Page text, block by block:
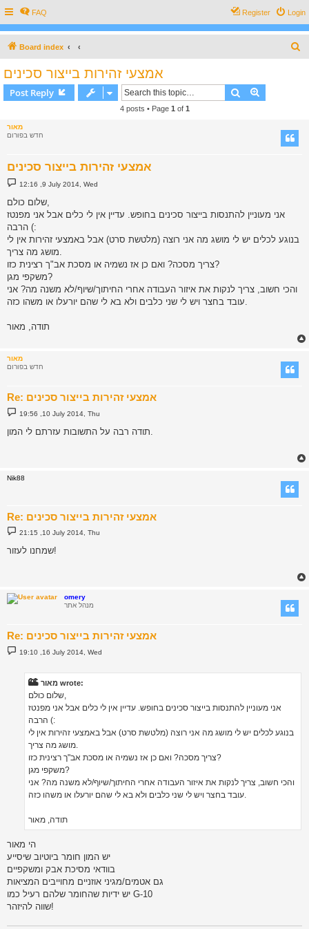
FAQ Login
Register
Board index
אמצעי זהירות בייצור סכינים
Post Reply Search
4 posts • Page 1 of 1
מאור
חדש בפורום
אמצעי זהירות בייצור סכינים
P
o
t
12:16 ,9 July 2014, Wed
שלום כולם,
אני מעוניין להתנסות בייצור סכינים בחופש. עדיין אין לי כלים אבל אני מפנטז
הרבה (:
בנוגע לכלים יש לי מושג מה אני רוצה (מלטשת סרט) אבל באמצעי זהירות אין לי
מושג מה צריך.
צריך מסכה? ואם כן אז נשמיה או מסכת אב"ך רצינית כזו?
משקפי מגן?
והכי חשוב, צריך לנקות את איזור העבודה אחרי החיתוך/שיוף/לא משנה מה? אני
עובד בחצר ויש לי שני כלבים ולא בא לי שהם יורעלו או משהו כזה.
תודה, מאור
מאור
חדש בפורום
Re: אמצעי זהירות בייצור סכינים
P
o
t
19:56 ,10 July 2014, Thu
Nik88
Re: אמצעי זהירות בייצור סכינים
P
o
t
21:15 ,10 July 2014, Thu
שמחנו לעזור!
omery
מנהל אתר
Re: אמצעי זהירות בייצור סכינים
P
o
19:10 ,16 July 2014, Wed
מאור wrote:
שלום כולם,
אני מעוניין להתנסות בייצור סכינים בחופש. עדיין אין לי כלים אבל אני מפנטז
הרבה (:
בנוגע לכלים יש לי מושג מה אני רוצה (מלטשת סרט) אבל באמצעי זהירות אין לי
מושג מה צריך.
צריך מסכה? ואם כן אז נשמיה או מסכת אב"ך רצינית כזו?
משקפי מגן?
והכי חשוב, צריך לנקות את איזור העבודה אחרי החיתוך/שיוף/לא משנה מה? אני
עובד בחצר ויש לי שני כלבים ולא בא לי שהם יורעלו או משהו כזה.
תודה, מאור
הי מאור
יש המון חומר ביוטיוב שיסייע
בוודאי מסיכת אבק ומשקפיים
גם אטמים/מגיני אוזניים מחוייבים המציאות
יש ידיות שהחומר שלהם רעיל כמו G-10
שווה להיזהר!